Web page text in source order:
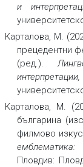
и
Карталова, М.
прецедентни
(ред.).
Карталова, М.
българина
филмово
емблематика:
Пловдив: